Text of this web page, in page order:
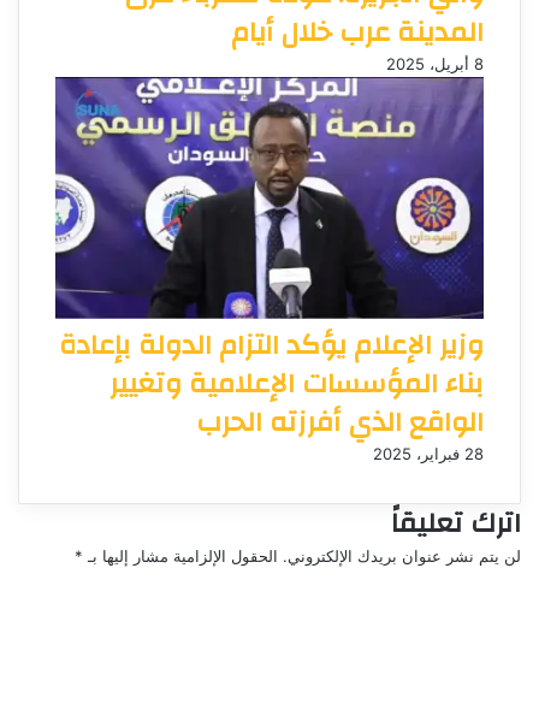
المدينة عرب خلال أيام
8 أبريل، 2025
وزير الإعلام يؤكد التزام الدولة بإعادة
بناء المؤسسات الإعلامية وتغيير
الواقع الذي أفرزته الحرب
28 فبراير، 2025
اترك تعليقاً
لن يتم نشر عنوان بريدك الإلكتروني. الحقول الإلزامية مشار إليها بـ *